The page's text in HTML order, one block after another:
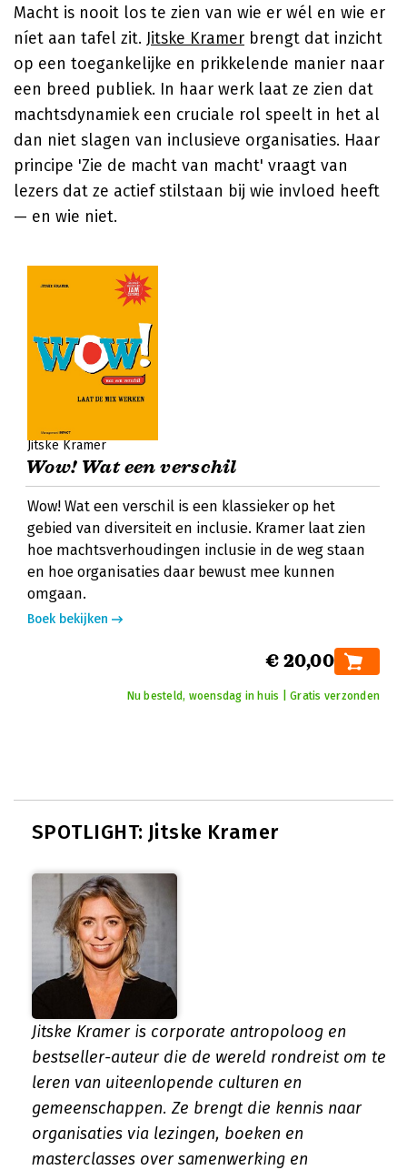
Macht is nooit los te zien van wie er wél en wie er
níet aan tafel zit. Jitske Kramer brengt dat inzicht
op een toegankelijke en prikkelende manier naar
een breed publiek. In haar werk laat ze zien dat
machtsdynamiek een cruciale rol speelt in het al
dan niet slagen van inclusieve organisaties. Haar
principe 'Zie de macht van macht' vraagt van
lezers dat ze actief stilstaan bij wie invloed heeft
— en wie niet.
Jitske Kramer
Wow! Wat een verschil
Wow! Wat een verschil is een klassieker op het
gebied van diversiteit en inclusie. Kramer laat zien
hoe machtsverhoudingen inclusie in de weg staan
en hoe organisaties daar bewust mee kunnen
omgaan.
Boek bekijken
€ 20,00
Nu besteld, woensdag in huis | Gratis verzonden
SPOTLIGHT: Jitske Kramer
Jitske Kramer is corporate antropoloog en
bestseller-auteur die de wereld rondreist om te
leren van uiteenlopende culturen en
gemeenschappen. Ze brengt die kennis naar
organisaties via lezingen, boeken en
masterclasses over samenwerking en